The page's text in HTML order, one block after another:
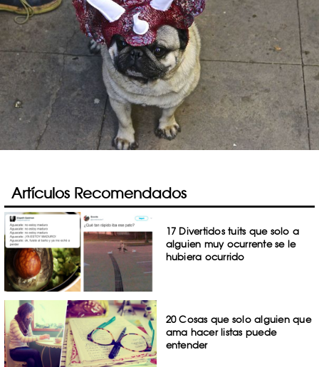
Artículos Recomendados
17 Divertidos tuits que solo a
alguien muy ocurrente se le
hubiera ocurrido
20 Cosas que solo alguien que
ama hacer listas puede
entender